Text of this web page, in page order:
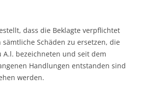
dass die Beklagte verpflichtet
Schäden zu ersetzen, die
bezeichneten und seit dem
Handlungen entstanden sind
werden.